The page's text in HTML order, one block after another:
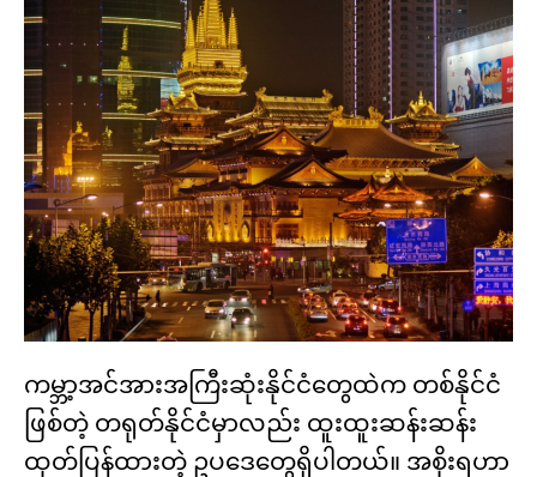
ကမ္ဘာ့အင်အားအကြီးဆုံးနိုင်ငံတွေထဲက တစ်နိုင်ငံ
ဖြစ်တဲ့ တရုတ်နိုင်ငံမှာလည်း ထူးထူးဆန်းဆန်း
ထုတ်ပြန်ထားတဲ့ ဥပဒေတွေရှိပါတယ်။ အစိုးရဟာ